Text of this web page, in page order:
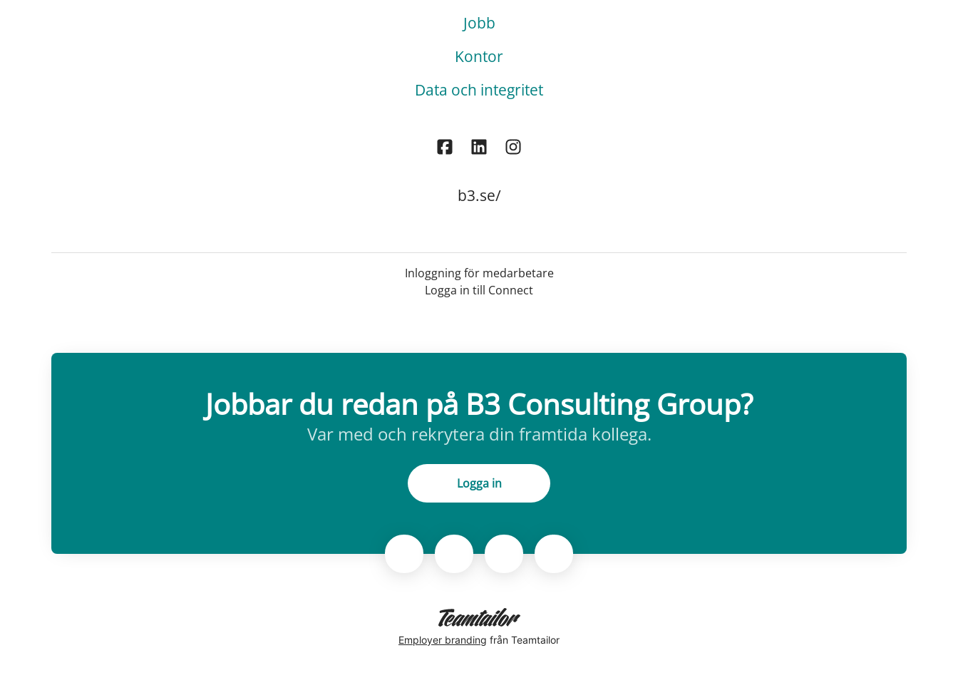
Jobb
Kontor
Data och integritet
b3.se/
Inloggning för medarbetare
Logga in till Connect
Jobbar du redan på B3 Consulting Group?
Var med och rekrytera din framtida kollega.
Logga in
Employer branding från Teamtailor